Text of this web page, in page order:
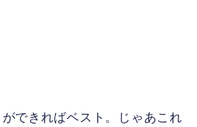
できればベスト。じゃあこれ